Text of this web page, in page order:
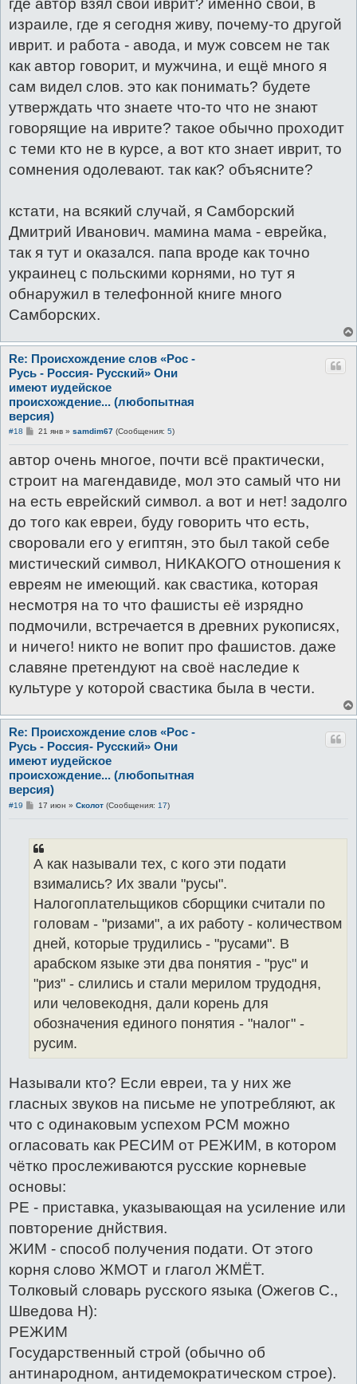
е
израиле, где я сегодня живу, почему-то другой
иврит. и работа - авода, и муж совсем не так
как автор говорит, и мужчина, и ещё много я
сам видел слов. это как понимать? будете
утверждать что знаете что-то что не знают
говорящие на иврите? такое обычно проходит
с теми кто не в курсе, а вот кто знает иврит, то
сомнения одолевают. так как? объясните?
кстати, на всякий случай, я Самборский
Дмитрий Иванович. мамина мама - еврейка,
так я тут и оказался. папа вроде как точно
украинец с польскими корнями, но тут я
обнаружил в телефонной книге много
Самборских.
Re: Происхождение слов «Рос -
Русь - Россия- Русский» Они
имеют иудейское
происхождение... (любопытная
версия)
#18
С
б
е
н
и
е
21 янв» samdim67(Сообщения: 5)
автор очень многое, почти всё практически,
строит на магендавиде, мол это самый что ни
на есть еврейский символ. а вот и нет! задолго
до того как евреи, буду говорить что есть,
своровали его у египтян, это был такой себе
мистический символ, НИКАКОГО отношения к
евреям не имеющий. как свастика, которая
несмотря на то что фашисты её изрядно
подмочили, встречается в древних рукописях,
и ничего! никто не вопит про фашистов. даже
славяне претендуют на своё наследие к
культуре у которой свастика была в чести.
Re: Происхождение слов «Рос -
Русь - Россия- Русский» Они
имеют иудейское
происхождение... (любопытная
версия)
#19
С
щ
е
н
и
е
17 июн » Сколот(Сообщения: 17)
А как называли тех, с кого эти подати
взимались? Их звали "русы".
Налогоплательщиков сборщики считали по
головам - "ризами", а их работу - количеством
дней, которые трудились - "русами". В
арабском языке эти два понятия - "рус" и
"риз" - слились и стали мерилом трудодня,
или человекодня, дали корень для
обозначения единого понятия - "налог" -
русим.
Называли кто? Если евреи, та у них же
гласных звуков на письме не употребляют, ак
что с одинаковым успехом РСМ можно
огласовать как РЕСИМ от РЕЖИМ, в котором
чётко прослеживаются русские корневые
основы:
РЕ - приставка, указывающая на усиление или
повторение днйствия.
ЖИМ - способ получения подати. От этого
корня слово ЖМОТ и глагол ЖМЁТ.
Толковый словарь русского языка (Ожегов С.,
Шведова Н):
РЕЖИМ
Государственный строй (обычно об
антинародном, антидемократическом строе).